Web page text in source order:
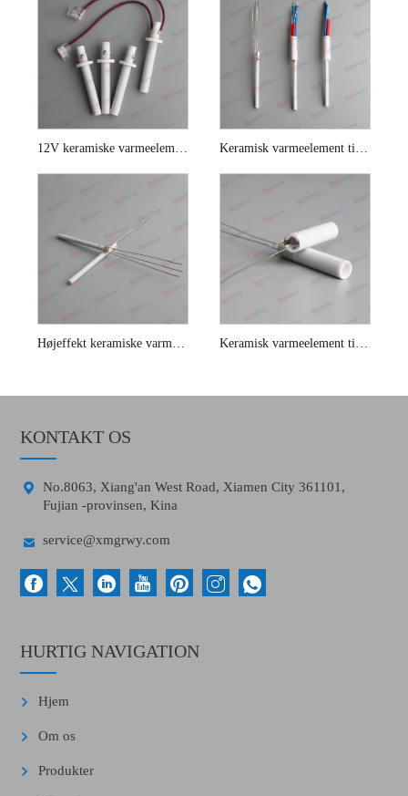
12V keramiske varmeelementer Keramisk varmeelement til Hakko loddestation
Højeffekt keramiske varmeelementer Keramisk varmeelement til Weller loddekolbe
KONTAKT OS

No.8063, Xiang'an West Road, Xiamen City 361101,
Fujian -provinsen, Kina
 service@xmgrwy.com
HURTIG NAVIGATION
Hjem
Om os
Produkter